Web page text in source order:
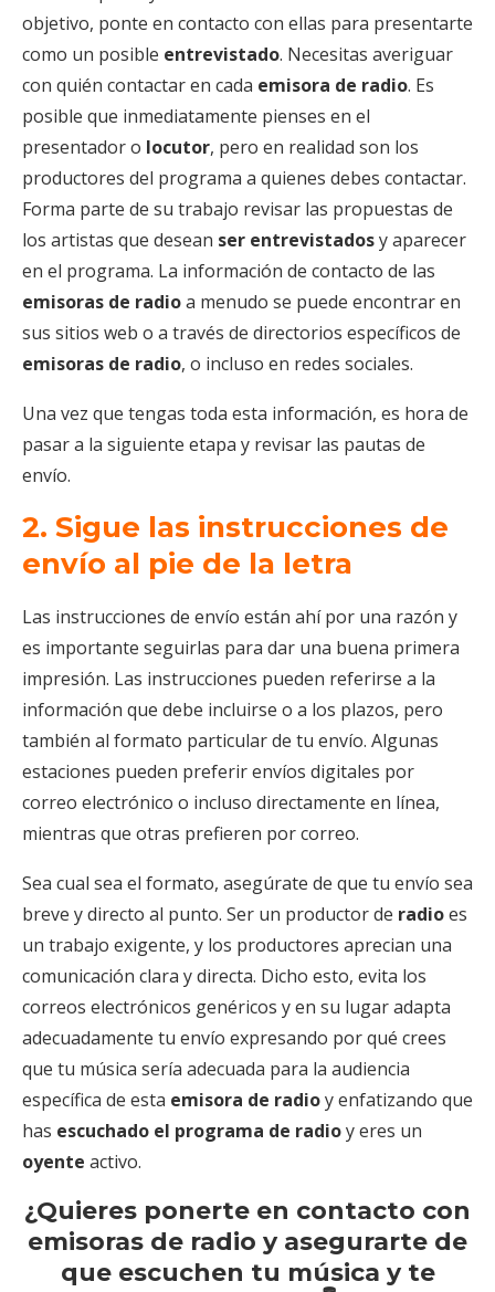
objetivo, ponte en contacto con ellas para presentarte
como un posible entrevistado. Necesitas averiguar
con quién contactar en cada emisora de radio. Es
posible que inmediatamente pienses en el
presentador o locutor, pero en realidad son los
productores del programa a quienes debes contactar.
Forma parte de su trabajo revisar las propuestas de
los artistas que desean ser entrevistadosy aparecer
en el programa. La información de contacto de las
emisoras de radioa menudo se puede encontrar en
sus sitios web o a través de directorios específicos de
emisoras de radio, o incluso en redes sociales.
Una vez que tengas toda esta información, es hora de
pasar a la siguiente etapa y revisar las pautas de
envío.
2. Sigue las instrucciones de
envío al pie de la letra
Las instrucciones de envío están ahí por una razón y
es importante seguirlas para dar una buena primera
impresión. Las instrucciones pueden referirse a la
información que debe incluirse o a los plazos, pero
también al formato particular de tu envío. Algunas
estaciones pueden preferir envíos digitales por
correo electrónico o incluso directamente en línea,
mientras que otras prefieren por correo.
Sea cual sea el formato, asegúrate de que tu envío sea
breve y directo al punto. Ser un productor de radioes
un trabajo exigente, y los productores aprecian una
comunicación clara y directa. Dicho esto, evita los
correos electrónicos genéricos y en su lugar adapta
adecuadamente tu envío expresando por qué crees
que tu música sería adecuada para la audiencia
específica de esta emisora de radioy enfatizando que
has escuchado el programa de radioy eres un
oyente activo.
¿Quieres ponerte en contacto con
emisoras de radio y asegurarte de
que escuchen tu música y te